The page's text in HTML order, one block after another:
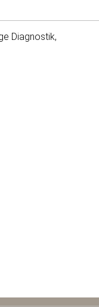
Diagnostik,